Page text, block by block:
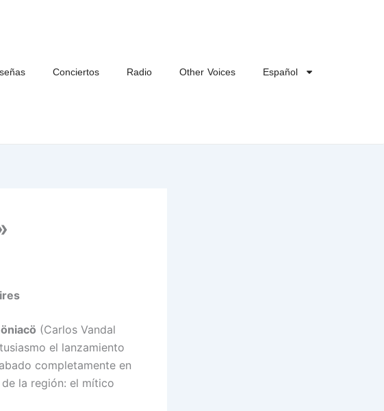
Conciertos Radio Other Voices Español
(Carlos Vandal
el lanzamiento
completamente en
la región: el mítico